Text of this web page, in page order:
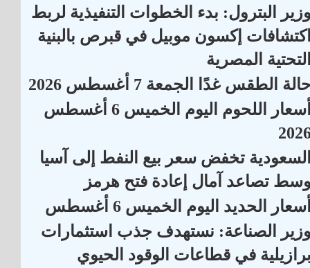
البترول: بدء الخطوات التنفيذية لربط
إكسون موبيل في قبرص بالبنية
المصرية
الطقس غدًا الجمعة 7 أغسطس 2026
أسعار اللحوم اليوم الخميس 6 أغسطس
تخفض سعر بيع النفط إلى آسيا
تصاعد آمال إعادة فتح هرمز
الحديد اليوم الخميس 6 أغسطس
الصناعة: نستهدف جذب استثمارات
في قطاعات الوقود الحيوي